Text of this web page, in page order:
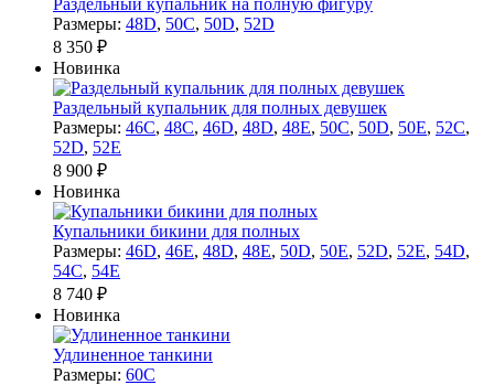
Размеры: 48D, 50C, 50D, 52D
8 350 ₽
Новинка
Раздельный купальник для полных девушек
Размеры: 46C, 48C, 46D, 48D, 48E, 50C, 50D, 50E, 52C,
52D, 52E
8 900 ₽
Новинка
Купальники бикини для полных
Размеры: 46D, 46E, 48D, 48E, 50D, 50E, 52D, 52E, 54D,
54C, 54E
8 740 ₽
Новинка
Удлиненное танкини
Размеры: 60C